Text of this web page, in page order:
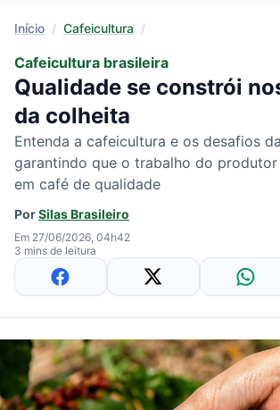
Início / Cafeicultura /
Cafeicultura brasileira
Qualidade se constrói
da colheita
Entenda a cafeicultura e os desafios
garantindo que o trabalho do
em café de qualidade
PorSilas Brasileiro
Em 27/06/2026, 04h42
3 mins de leitura